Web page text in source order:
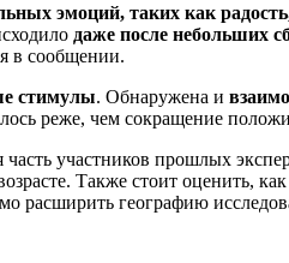
эмоций, таких как радость,
даже после небольших
в сообщении.
стимулы. Обнаружена и
реже, чем сокращение
часть участников прошлых
Также стоит
расширить географию